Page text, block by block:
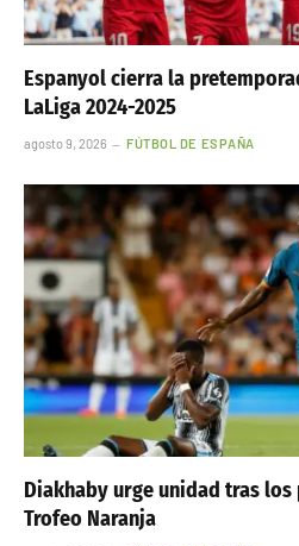
Espanyol cierra la
LaLiga 2024-2025
agosto 9, 2026 FÚTBOL DE ESPAÑA
Diakhaby urge unidad tras
Trofeo Naranja